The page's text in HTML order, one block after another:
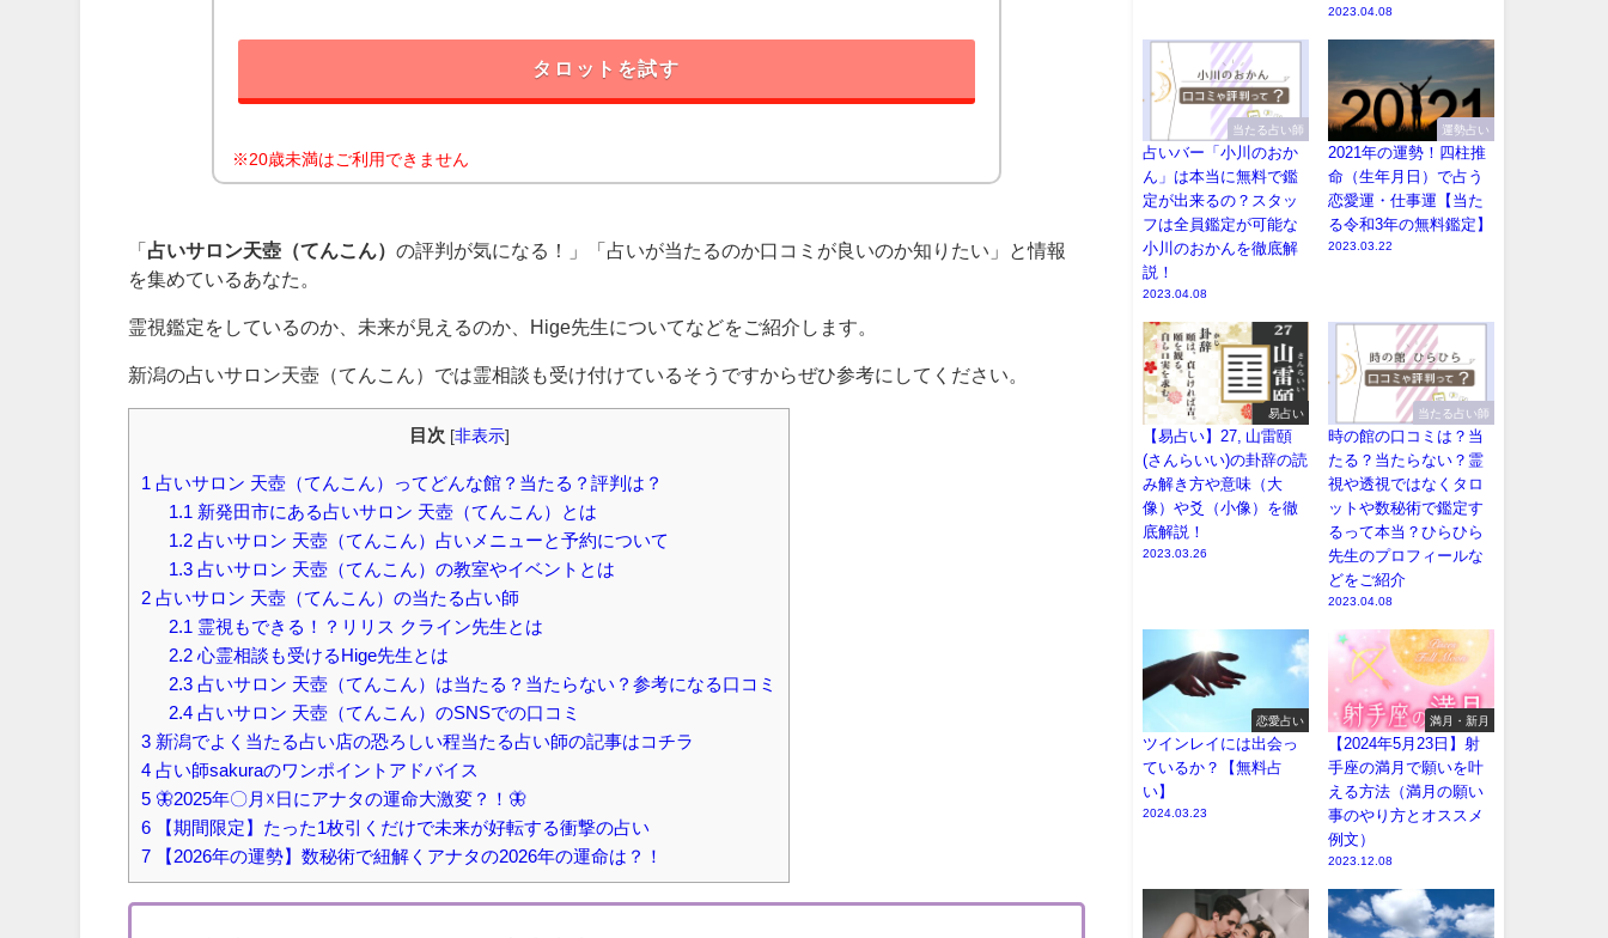
タロットを試す
※20歳未満はご利用できません
「 占いサロン天壺（てんこん）の評判が気になる！」「占いが当たるのか口コミが良いのか知りたい」と情報
を集めているあなた。
霊視鑑定をしているのか、未来が見えるのか、Hige先生についてなどをご紹介します。
新潟の占いサロン天壺（てんこん）では霊相談も受け付けているそうですからぜひ参考にしてください。
目次 [非表示]
1 占いサロン 天壺（てんこん）ってどんな館？当たる？評判は？
1.1 新発田市にある占いサロン 天壺（てんこん）とは
1.2 占いサロン 天壺（てんこん）占いメニューと予約について
1.3 占いサロン 天壺（てんこん）の教室やイベントとは
2 占いサロン 天壺（てんこん）の当たる占い師
2.1 霊視もできる！？リリス クライン先生とは
2.2 心霊相談も受けるHige先生とは
2.3 占いサロン 天壺（てんこん）は当たる？当たらない？参考になる口コミ
2.4 占いサロン 天壺（てんこん）のSNSでの口コミ
3 新潟でよく当たる占い店の恐ろしい程当たる占い師の記事はコチラ
4 占い師sakuraのワンポイントアドバイス
5 🦋2025年〇月☓日にアナタの運命大激変？！🦋
6 【期間限定】たった1枚引くだけで未来が好転する衝撃の占い
7 【2026年の運勢】数秘術で紐解くアナタの2026年の運命は？！
2023.04.08
当たる占い師
占いバー「小川のおか
ん」は本当に無料で鑑
定が出来るの？スタッ
フは全員鑑定が可能な
小川のおかんを徹底解
説！
2023.04.08
運勢占い
2021年の運勢！四柱推
命（生年月日）で占う
恋愛運・仕事運【当た
る令和3年の無料鑑定】
2023.03.22
易占い
【易占い】27, 山雷頤
(さんらいい)の卦辞の読
み解き方や意味（大
像）や爻（小像）を徹
底解説！
2023.03.26
当たる占い師
時の館の口コミは？当
たる？当たらない？霊
視や透視ではなくタロ
ットや数秘術で鑑定す
るって本当？ひらひら
先生のプロフィールな
どをご紹介
2023.04.08
恋愛占い
ツインレイには出会っ
ているか？【無料占
い】
2024.03.23
満月・新月
【2024年5月23日】射
手座の満月で願いを叶
える方法（満月の願い
事のやり方とオススメ
例文）
2023.12.08